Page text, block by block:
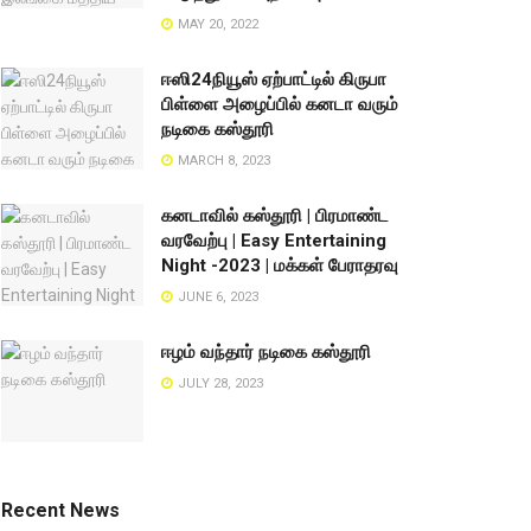
MAY 20, 2022
ஈஸி24நியூஸ் ஏற்பாட்டில் கிருபா
பிள்ளை அழைப்பில் கனடா வரும்
நடிகை கஸ்தூரி
MARCH 8, 2023
கனடாவில் கஸ்தூரி | பிரமாண்ட
வரவேற்பு | Easy Entertaining
Night -2023 | மக்கள் பேராதரவு
JUNE 6, 2023
ஈழம் வந்தார் நடிகை கஸ்தூரி
JULY 28, 2023
Recent News